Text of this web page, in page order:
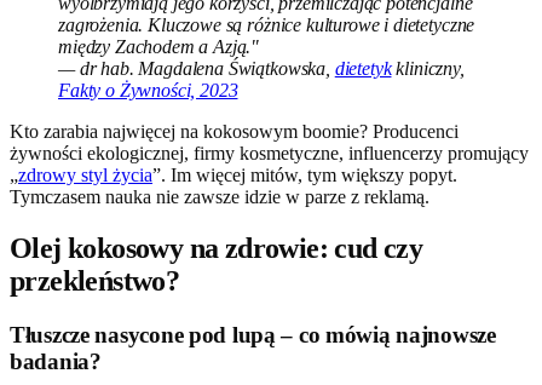
zagrożenia. Kluczowe są różnice kulturowe i dietetyczne
między Zachodem a Azją."
— dr hab. Magdalena Świątkowska, dietetykkliniczny,
Fakty o Żywności, 2023
Kto zarabia najwięcej na kokosowym boomie? Producenci
żywności ekologicznej, firmy kosmetyczne, influencerzy promujący
„zdrowy styl życia”. Im więcej mitów, tym większy popyt.
Tymczasem nauka nie zawsze idzie w parze z reklamą.
Olej kokosowy na zdrowie: cud czy
przekleństwo?
Tłuszcze nasycone pod lupą – co mówią najnowsze
badania?